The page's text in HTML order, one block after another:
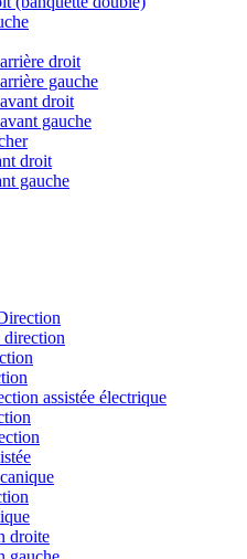
droit
gauche
droit
gauche
droit
gauche
direction
assistée électrique
droite